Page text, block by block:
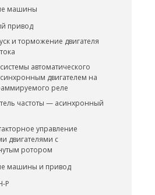
машины
привод
и торможение двигателя
автоматического
двигателем на
реле
частоты — асинхронный
управление
двигателями с
ротором
машины и привод
Р